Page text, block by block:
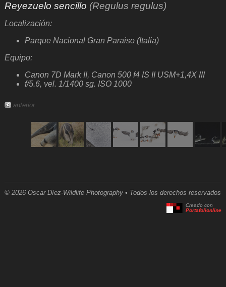
Reyezuelo sencillo (Regulus regulus)
Localización:
Parque Nacional Gran Paraiso (Italia)
Equipo:
Canon 7D Mark II, Canon 500 f4 IS II USM+1,4X III
f/5.6, vel. 1/1400 sg. ISO 1000
anterior
© 2026 Oscar Díez-Wildlife Photography • Todos los derechos reservados
Creado con
Portafolionline